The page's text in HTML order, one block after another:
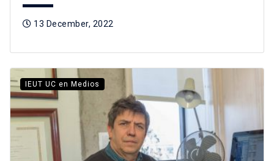
13 December, 2022
IEUT UC en Medios